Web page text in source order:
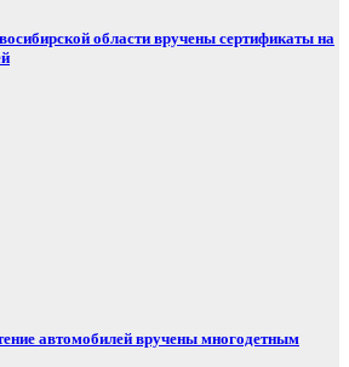
области вручены сертификаты на
автомобилей вручены многодетным